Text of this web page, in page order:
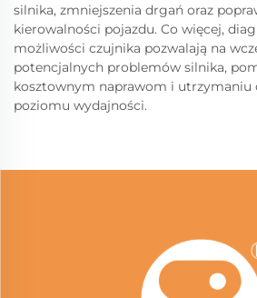
silnika, zmniejszenia drgań oraz
kierowalności pojazdu. Co więcej,
możliwości czujnika pozwalają na
potencjalnych problemów silnika,
kosztownym naprawom i utrzymaniu
poziomu wydajności.